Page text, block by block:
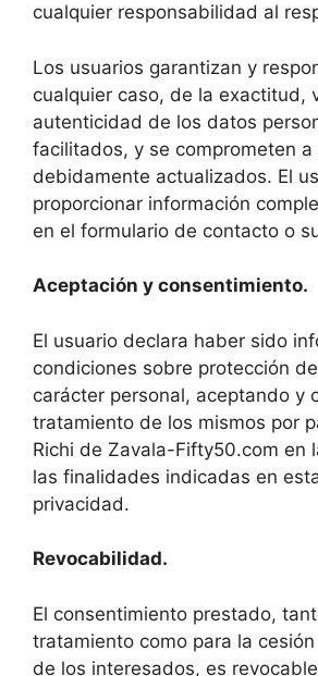
cualquier responsabilidad al
Los usuarios garantizan y
cualquier caso, de la exactitud,
autenticidad de los datos
facilitados, y se comprometen a
debidamente actualizados. El
proporcionar información
en el formulario de contacto o
Aceptación y consentimiento.
El usuario declara haber sido
condiciones sobre protección
carácter personal, aceptando y
tratamiento de los mismos por
Richi de Zavala-Fifty50.com en
las finalidades indicadas en
privacidad.
Revocabilidad.
El consentimiento prestado,
tratamiento como para la
de los interesados, es